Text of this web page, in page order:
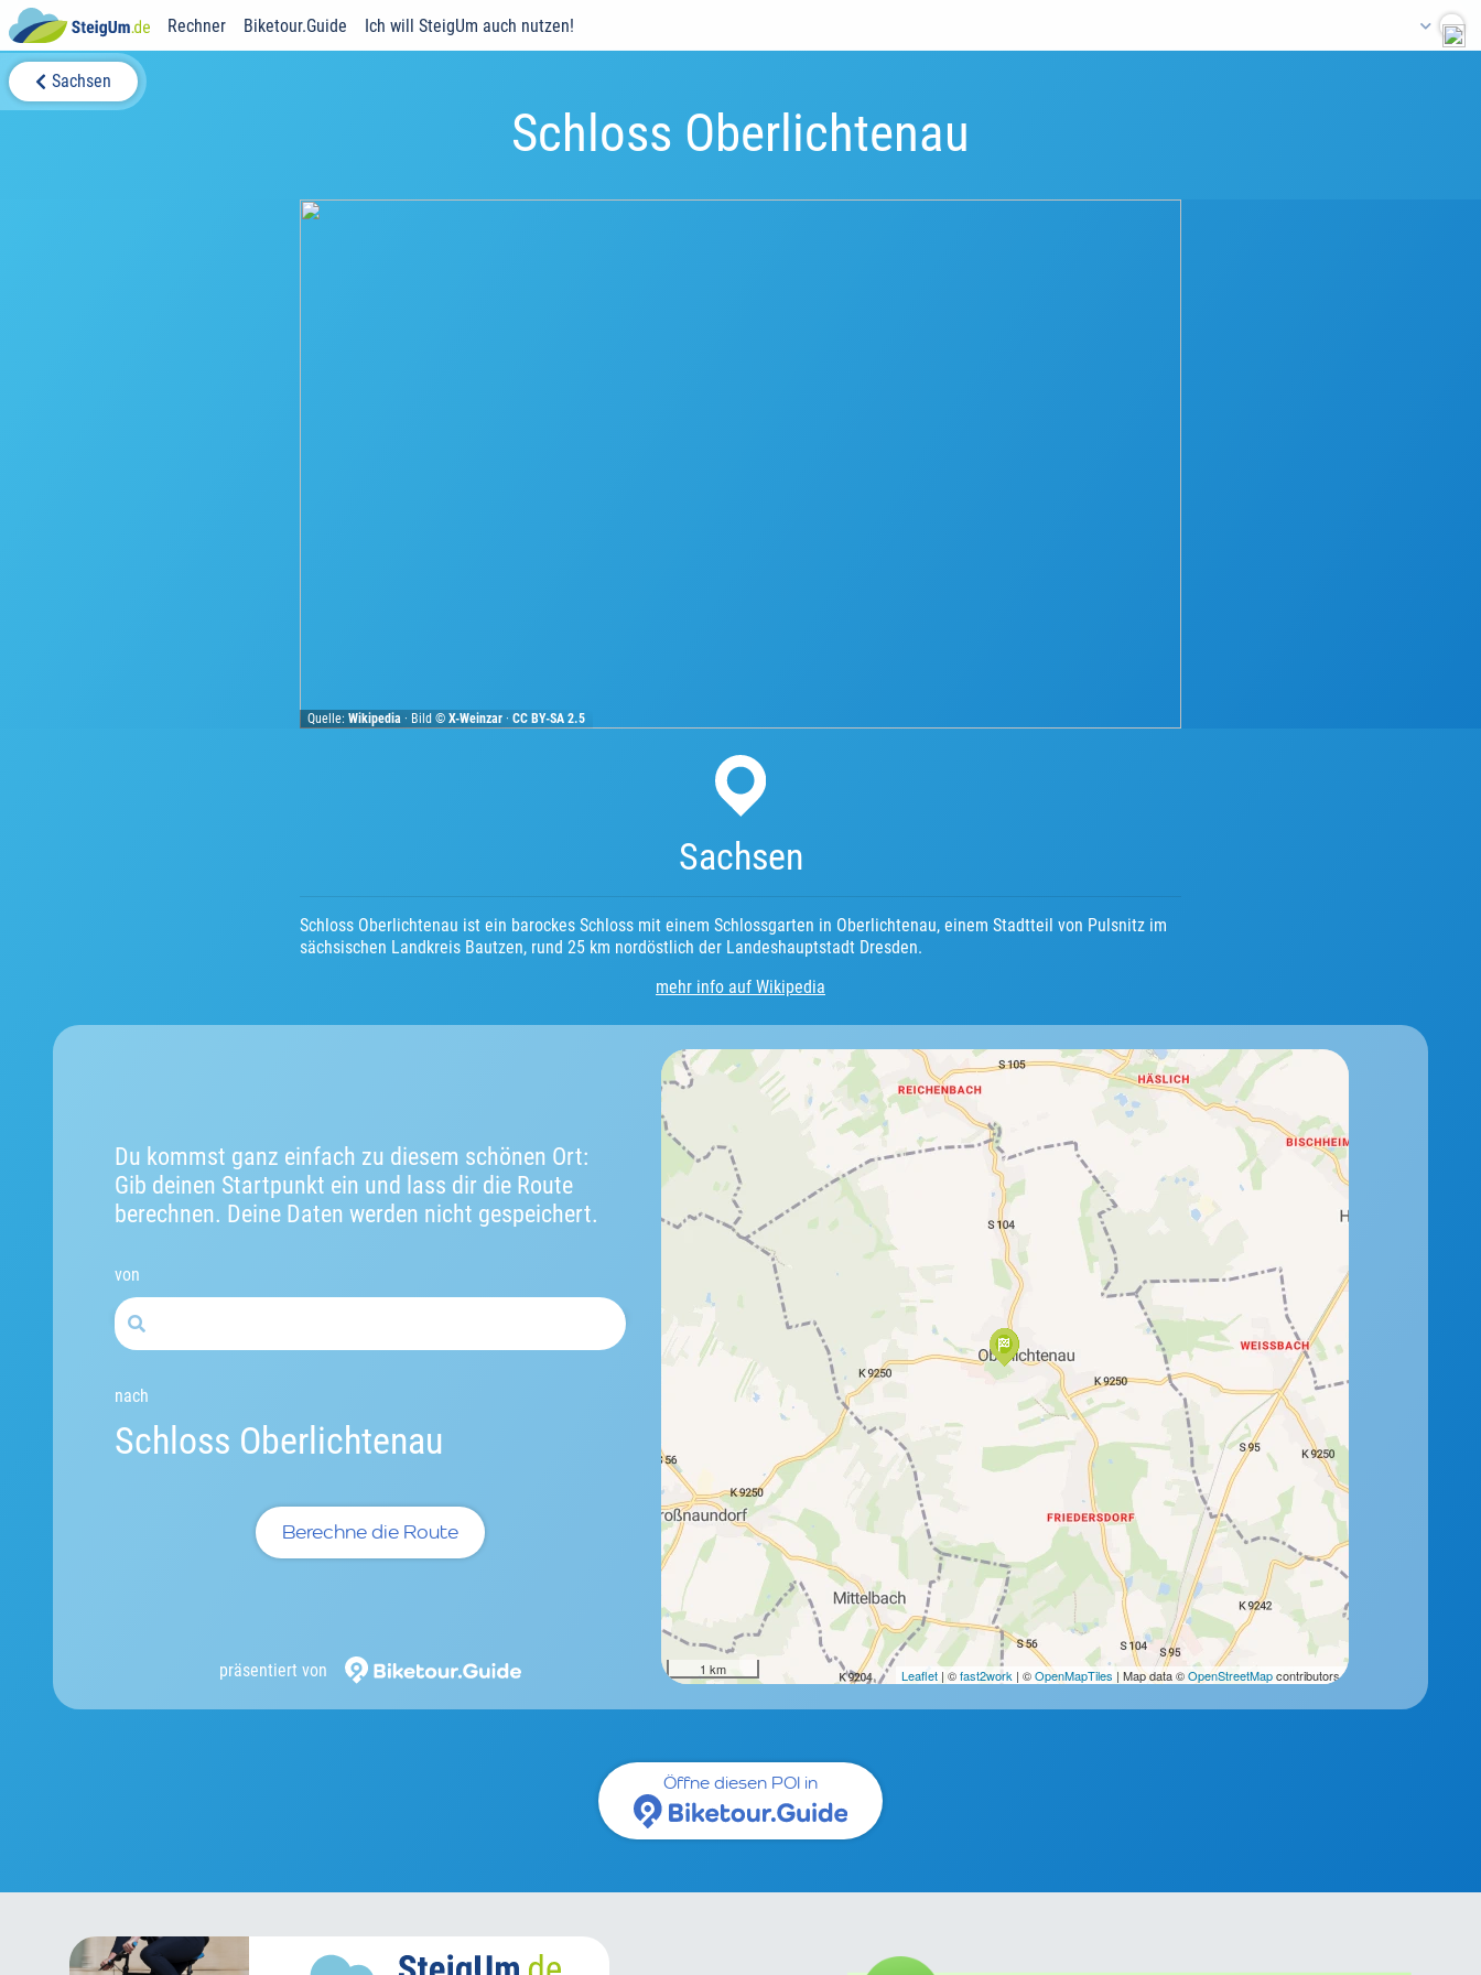
Rechner Biketour.Guide Ich will SteigUm auch nutzen!
Sachsen
Schloss Oberlichtenau
Quelle:Wikipedia · Bild ©X-Weinzar ·CC BY-SA 2.5
Sachsen
Schloss Oberlichtenau ist ein barockes Schloss mit einem Schlossgarten in Oberlichtenau, einem Stadtteil von Pulsnitz im
sächsischen Landkreis Bautzen, rund 25 km nordöstlich der Landeshauptstadt Dresden.
mehr info auf Wikipedia
Du kommst ganz einfach zu diesem schönen Ort:
Gib deinen Startpunkt ein und lass dir die Route
berechnen. Deine Daten werden nicht gespeichert.
von
nach
Schloss Oberlichtenau
Berechne die Route
präsentiert von 1 km Leaflet | ©fast2work | ©OpenMapTiles | Map data ©OpenStreetMapcontributors.
Öffne diesen POI in